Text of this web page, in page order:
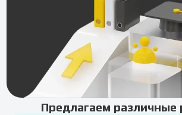
Предлагаем различные